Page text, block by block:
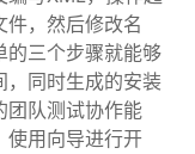
件，然后修改名
的三个步骤就能够
，同时生成的安装
团队测试协作能
使用向导进行开